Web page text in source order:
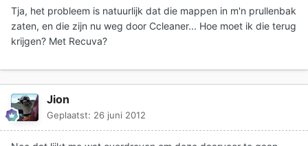
Tja, het probleem is natuurlijk dat die mappen in m'n prullenbak
zaten, en die zijn nu weg door Ccleaner... Hoe moet ik die terug
krijgen? Met Recuva?
Jion
Geplaatst: 26 juni 2012